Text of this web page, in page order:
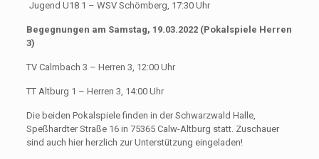
Jugend U18 1 – WSV Schömberg, 17:30 Uhr
Begegnungen am Samstag, 19.03.2022 (Pokalspiele Herren
3)
TV Calmbach 3 – Herren 3, 12:00 Uhr
TT Altburg 1 – Herren 3, 14:00 Uhr
Die beiden Pokalspiele finden in der Schwarzwald Halle,
Speßhardter Straße 16 in 75365 Calw-Altburg statt. Zuschauer
sind auch hier herzlich zur Unterstützung eingeladen!